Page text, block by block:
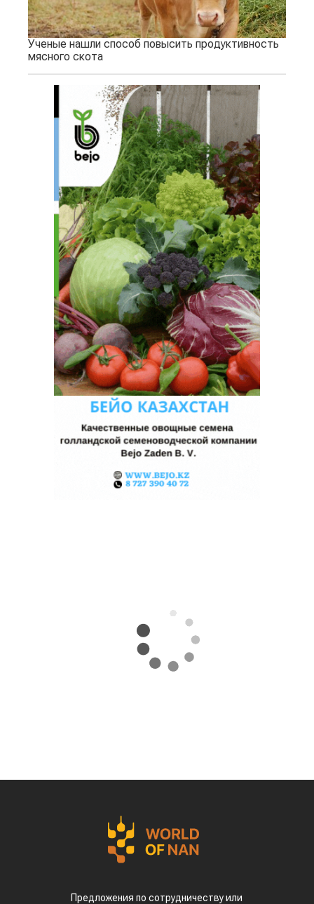
Ученые нашли способ повысить продуктивность
мясного скота
Предложения по сотрудничеству или